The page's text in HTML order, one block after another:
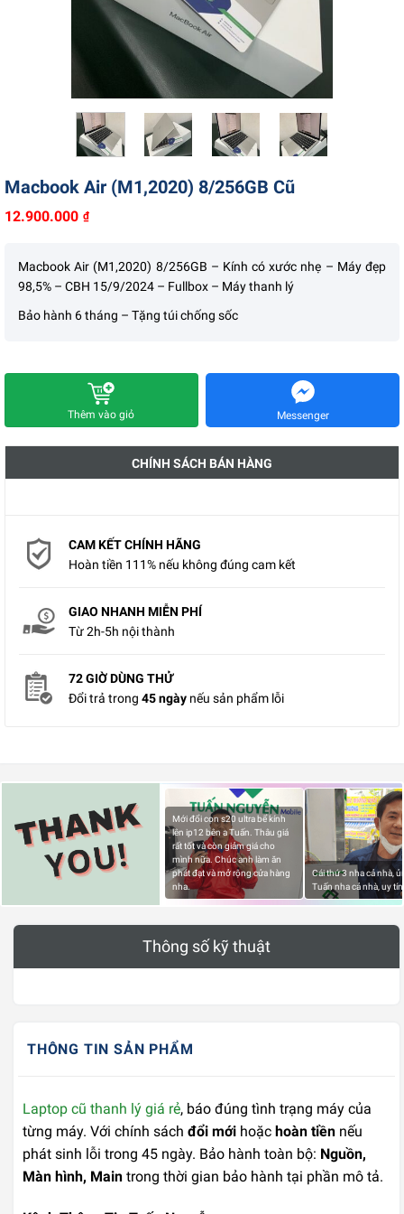
Macbook Air (M1,2020) 8/256GB Cũ
12.900.000 ₫
Macbook Air (M1,2020) 8/256GB – Kính có xước nhẹ – Máy đẹp
98,5% – CBH 15/9/2024 – Fullbox – Máy thanh lý
Bảo hành 6 tháng – Tặng túi chống sốc
Thêm vào giỏ Messenger
CHÍNH SÁCH BÁN HÀNG
CAM KẾT CHÍNH HÃNG
Hoàn tiền 111% nếu không đúng cam kết
GIAO NHANH MIỄN PHÍ
Từ 2h-5h nội thành
72 GIỜ DÙNG THỬ
Đổi trả trong 45 ngày nếu sản phẩm lỗi
Mới đổi con s20 ultra bể kính
lên ip12 bên a Tuấn. Thâu giá
rất tốt và còn giảm giá cho
mình nữa. Chúc anh làm ăn
phát đạt và mở rộng cửa hàng
nha.
Cái thứ 3 nha cả nhà,
Tuấn nha cả nhà, uy
THÔNG TIN SẢN PHẨM
Laptop cũ thanh lý giá rẻ, báo đúng tình trạng máy của
từng máy. Với chính sách đổi mới hoặc hoàn tiền nếu
phát sinh lỗi trong 45 ngày. Bảo hành toàn bộ: Nguồn,
Màn hình, Main trong thời gian bảo hành tại phần mô tả.
Thông số kỹ thuật